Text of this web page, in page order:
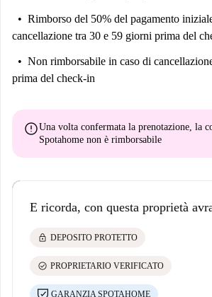
Rimborso del 50% del pagamento
cancellazione tra 30 e 59 giorni prima del
Non rimborsabile in caso di
prima del check-in
errorUna volta confermata la prenotazione, la
Spotahome non è rimborsabile
E ricorda, con questa proprietà
lock DEPOSITO PROTETTO
check_circle PROPRIETARIO VERIFICATO
GARANZIA SPOTAHOME